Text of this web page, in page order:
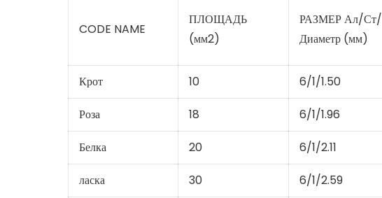
CODE NAME
ПЛОЩАДЬ
(мм2)
РАЗМЕР Ал/Ст/
Диаметр (мм)
Крот 10 6/1/1.50
Роза 18 6/1/1.96
Белка 20 6/1/2.11
ласка 30 6/1/2.59